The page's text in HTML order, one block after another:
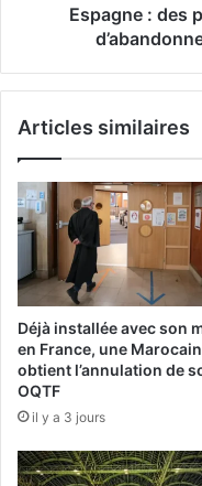
r
n
v
e
l
b
l
e
s
c
p
a
b
e
s
m
o
a
i
n
s
c
c
Espagne : des
Articles similaires
Déjà installée avec son
en France, une
obtient l’annulation de
OQTF
il y a 3 jours